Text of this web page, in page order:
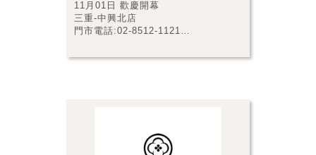
11月01日 歡慶開幕
三重-中興北店
門市電話:02-8512-1121
號